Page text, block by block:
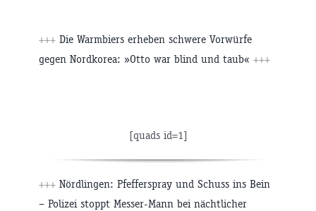
+++ Die Warmbiers erheben schwere Vorwürfe
gegen Nordkorea: »Otto war blind und taub« +++
[quads id=1]
+++ Nördlingen: Pfefferspray und Schuss ins Bein
– Polizei stoppt Messer-Mann bei nächtlicher